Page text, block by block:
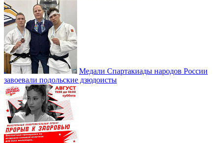
Медали Спартакиады народов России
завоевали подольские дзюдоисты